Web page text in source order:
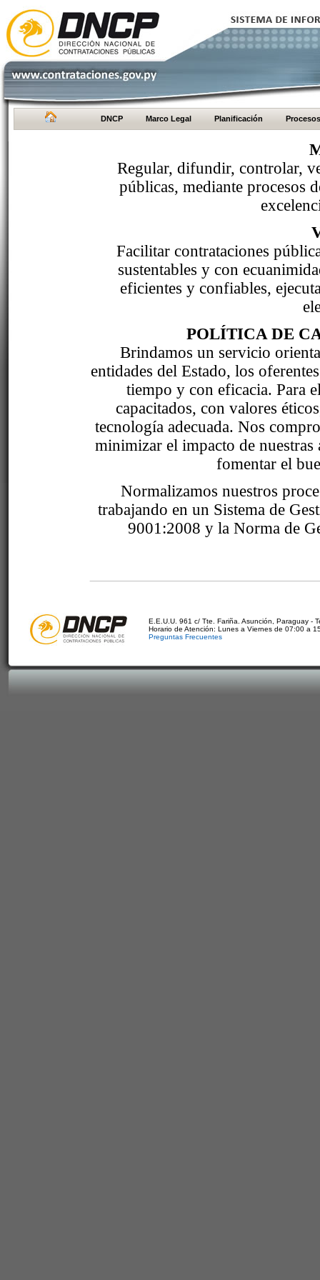
DNCP Marco Legal Planificación Procesos
Regular, difundir, controlar,
públicas, mediante procesos
Facilitar contrataciones
sustentables y con
eficientes y confiables,
POLÍTICA DE
Brindamos un servicio
entidades del Estado, los
tiempo y con eficacia. Para
capacitados, con valores
tecnología adecuada. Nos
minimizar el impacto de
fomentar el
Normalizamos nuestros
trabajando en un Sistema de
9001:2008 y la Norma de
E.E.U.U. 961 c/ Tte. Fariña. Asunción, Paraguay -
Horario de Atención: Lunes a Viernes de 07:00 a
Preguntas Frecuentes